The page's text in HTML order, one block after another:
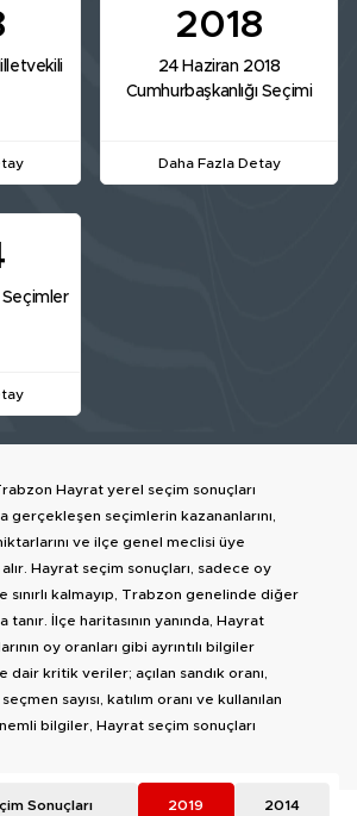
2018
24 Haziran 2018
Cumhurbaşkanlığı Seçimi
Daha Fazla Detay
Hayrat yerel seçim sonuçları
gerçekleşen seçimlerin kazananlarını,
ve ilçe genel meclisi üye
alır. Hayrat seçim sonuçları, sadece oy
sınırlı kalmayıp, Trabzon genelinde diğer
İlçe haritasının yanında, Hayrat
oy oranları gibi ayrıntılı bilgiler
dair kritik veriler; açılan sandık oranı,
sayısı, katılım oranı ve kullanılan
bilgiler, Hayrat seçim sonuçları
Sonuçları 2019 2014